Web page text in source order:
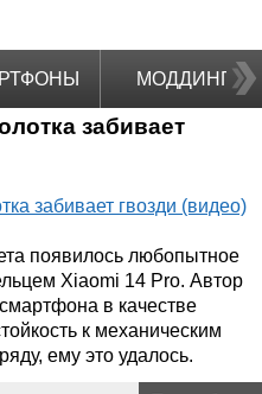
МОДДИНГ
забивает
появилось любопытное
Xiaomi 14 Pro. Автор
в качестве
к механическим
ему это удалось.